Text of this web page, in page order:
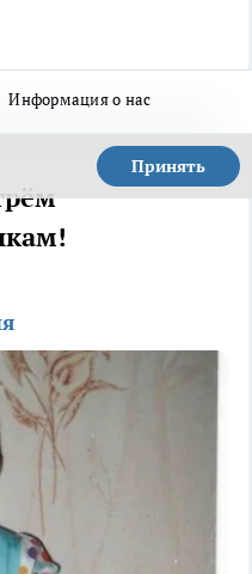
Информация о нас
Принять